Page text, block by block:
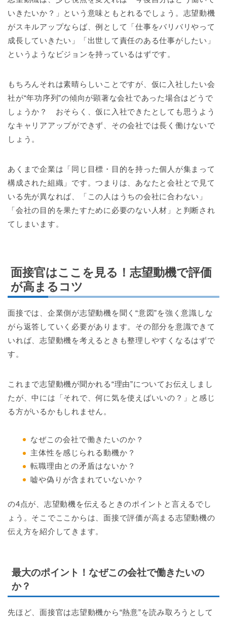
いきたいか？」という意味ともとれるでしょう。志望動機
がスキルアップならば、例として「仕事をバリバリやって
成長していきたい」「出世して責任のある仕事がしたい」
というようなビジョンを持っているはずです。
もちろんそれは素晴らしいことですが、仮に入社したい会
社が“年功序列”の傾向が顕著な会社であった場合はどうで
しょうか？ おそらく、仮に入社できたとしても思うよう
なキャリアアップができず、その会社では長く働けないで
しょう。
あくまで企業は「同じ目標・目的を持った個人が集まって
構成された組織」です。つまりは、あなたと会社とで見て
いる先が異なれば、「この人はうちの会社に合わない」
「会社の目的を果たすために必要のない人材」と判断され
てしまいます。
面接官はここを見る！志望動機で評価
が高まるコツ
面接では、企業側が志望動機を聞く“意図”を強く意識しな
がら返答していく必要があります。その部分を意識できて
いれば、志望動機を考えるときも整理しやすくなるはずで
す。
これまで志望動機が聞かれる“理由”についてお伝えしまし
たが、中には「それで、何に気を使えばいいの？」と感じ
る方がいるかもしれません。
なぜこの会社で働きたいのか？
主体性を感じられる動機か？
転職理由との矛盾はないか？
嘘や偽りが含まれていないか？
の4点が、志望動機を伝えるときのポイントと言えるでし
ょう。そこでここからは、面接で評価が高まる志望動機の
伝え方を紹介してきます。
最大のポイント！なぜこの会社で働きたいの
か？
先ほど、面接官は志望動機から“熱意”を読み取ろうとして